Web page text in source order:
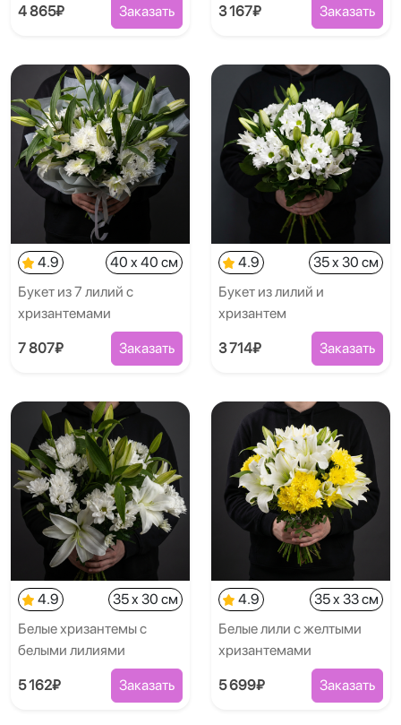
4 865₽ Заказать 3 167₽ Заказать
4.9
40 x 40 см
Букет из 7 лилий с
хризантемами
7 807₽ Заказать
4.9
35 x 30 см
Букет из лилий и
хризантем
3 714₽ Заказать
4.9
35 x 30 см
Белые хризантемы с
белыми лилиями
5 162₽ Заказать
4.9
35 x 33 см
Белые лили с желтыми
хризантемами
5 699₽ Заказать